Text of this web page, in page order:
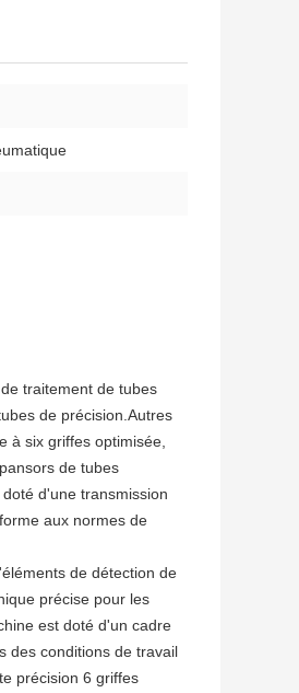
traitement de tubes
de précision.Autres
à six griffes optimisée,
de tubes
d'une transmission
aux normes de
de détection de
précise pour les
est doté d'un cadre
des conditions de travail
précision 6 griffes